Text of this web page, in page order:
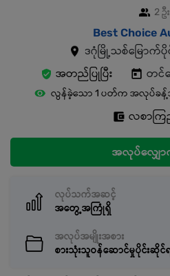
2 ဦး
Best Choice
ဒဂုံမြို့သစ်မြောက်
အတည်ပြုပြီး
တင်
လွန်ခဲ့သော 1 ပတ်က အလုပ်ခန့်
လစာက
အလုပ်လျှေ
လုပ်သက်အဆင့်
အတွေ့အကြုံရှိ
အလုပ်အမျိုးအစား
စားသုံးသူဝန်ဆောင်မှုပိုင်း